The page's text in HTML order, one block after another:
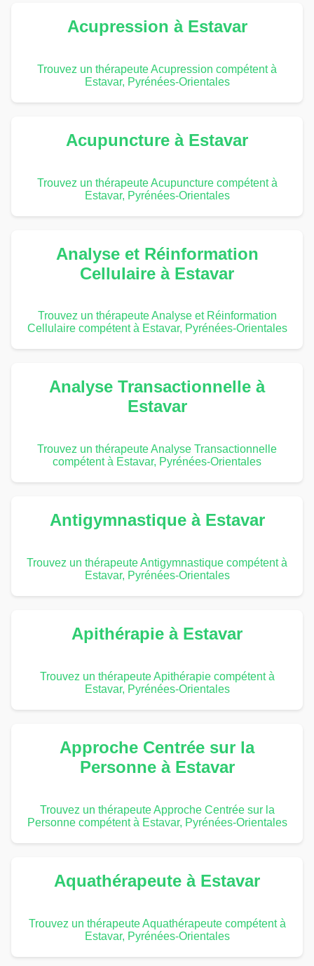
Acupression à Estavar
Trouvez un thérapeute Acupression compétent à
Estavar, Pyrénées-Orientales
Acupuncture à Estavar
Trouvez un thérapeute Acupuncture compétent à
Estavar, Pyrénées-Orientales
Analyse et Réinformation
Cellulaire à Estavar
Trouvez un thérapeute Analyse et Réinformation
Cellulaire compétent à Estavar, Pyrénées-Orientales
Analyse Transactionnelle à
Estavar
Trouvez un thérapeute Analyse Transactionnelle
compétent à Estavar, Pyrénées-Orientales
Antigymnastique à Estavar
Trouvez un thérapeute Antigymnastique compétent à
Estavar, Pyrénées-Orientales
Apithérapie à Estavar
Trouvez un thérapeute Apithérapie compétent à
Estavar, Pyrénées-Orientales
Approche Centrée sur la
Personne à Estavar
Trouvez un thérapeute Approche Centrée sur la
Personne compétent à Estavar, Pyrénées-Orientales
Aquathérapeute à Estavar
Trouvez un thérapeute Aquathérapeute compétent à
Estavar, Pyrénées-Orientales